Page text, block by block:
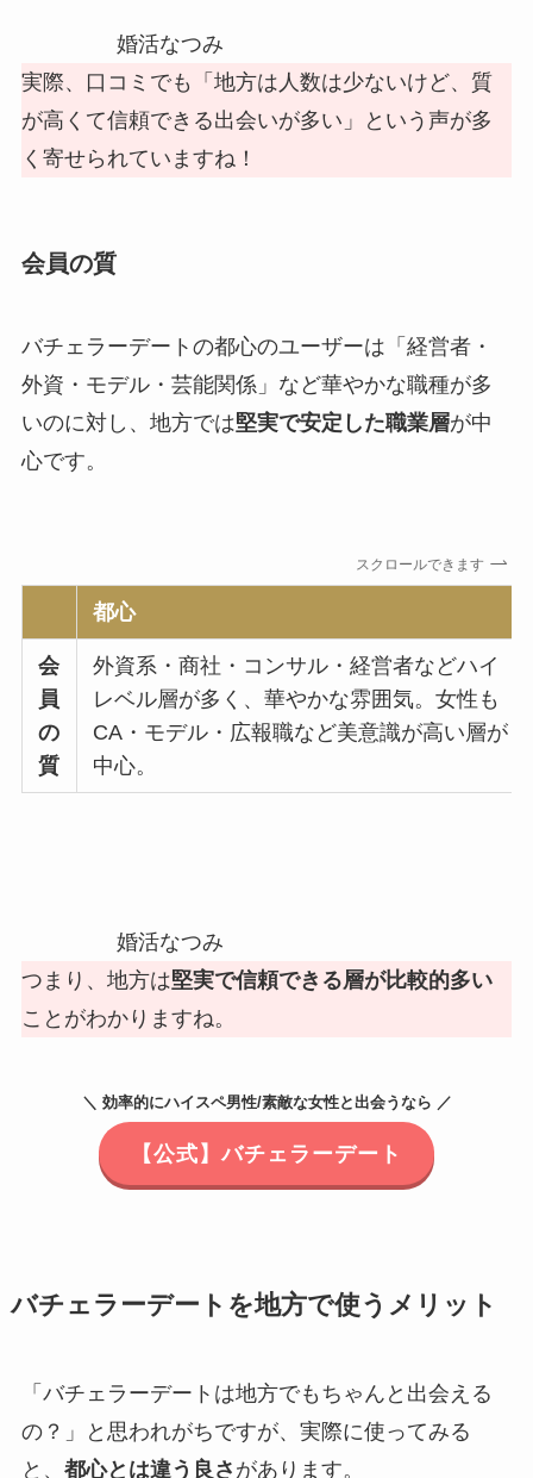
婚活なつみ
実際、口コミでも「地方は人数は少ないけど、質
が高くて信頼できる出会いが多い」という声が多
く寄せられていますね！
会員の質
バチェラーデートの都心のユーザーは「経営者・
外資・モデル・芸能関係」など華やかな職種が多
いのに対し、地方では堅実で安定した職業層が中
心です。
スクロールできます
都心
会
員
の
質
外資系・商社・コンサル・経営者などハイ
レベル層が多く、華やかな雰囲気。女性も
CA・モデル・広報職など美意識が高い層が
中心。
婚活なつみ
つまり、地方は堅実で信頼できる層が比較的多い
ことがわかりますね。
＼ 効率的にハイスペ男性/素敵な女性と出会うなら ／
【公式】バチェラーデート
バチェラーデートを地方で使うメリット
「バチェラーデートは地方でもちゃんと出会える
の？」と思われがちですが、実際に使ってみる
と、 都心とは違う良さ があります。